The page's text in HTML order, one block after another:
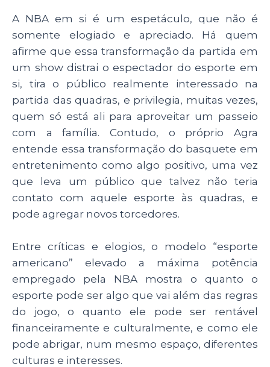
A NBA em si é um espetáculo, que não é
somente elogiado e apreciado. Há quem
afirme que essa transformação da partida em
um show distrai o espectador do esporte em
si, tira o público realmente interessado na
partida das quadras, e privilegia, muitas vezes,
quem só está ali para aproveitar um passeio
com a família. Contudo, o próprio Agra
entende essa transformação do basquete em
entretenimento como algo positivo, uma vez
que leva um público que talvez não teria
contato com aquele esporte às quadras, e
pode agregar novos torcedores.
Entre críticas e elogios, o modelo “esporte
americano” elevado a máxima potência
empregado pela NBA mostra o quanto o
esporte pode ser algo que vai além das regras
do jogo, o quanto ele pode ser rentável
financeiramente e culturalmente, e como ele
pode abrigar, num mesmo espaço, diferentes
culturas e interesses.